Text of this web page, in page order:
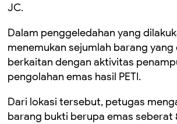
JC.
Dalam penggeledahan yang
menemukan sejumlah barang yang
berkaitan dengan aktivitas
pengolahan emas hasil PETI.
Dari lokasi tersebut, petugas
barang bukti berupa emas seberat